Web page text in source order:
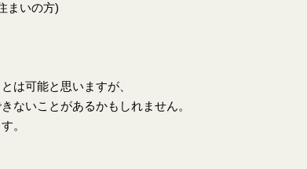
まいの方)
は可能と思いますが、
ないことがあるかもしれません。
。